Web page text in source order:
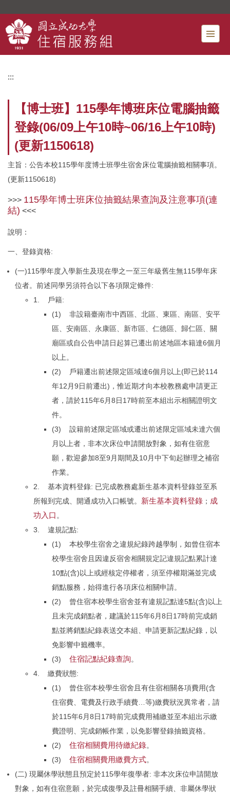
主
要
內
區
:::
【博士班】115學年博班床位電腦抽籤
登錄(06/09上午10時~06/16上午10時)
(更新1150618)
主旨：公告本校115學年度博士班學生宿舍床位電腦抽籤相關事項。
(更新1150618)
>>> 115學年博士班床位抽籤結果查詢及注意事項(連
結) <<<
說明：
一、登錄資格:
(一)115學年度入學新生及現在學之一至三年級舊生無115學年床
位者。前述同學另須符合以下各項限定條件:
1. 戶籍:
(1) 非設籍臺南市中西區、北區、東區、南區、安平
區、安南區、永康區、新市區、仁德區、歸仁區、關
廟區或自公告申請日起算已遷出前述地區本籍達6個月
以上。
(2) 戶籍遷出前述限定區域達6個月以上(即已於114
年12月9日前遷出)，惟近期才向本校教務處申請更正
者，請於115年6月8日17時前至本組出示相關證明文
件。
(3) 設籍前述限定區域或遷出前述限定區域未達六個
月以上者，非本次床位申請開放對象，如有住宿意
願，歡迎參加8至9月期間及10月中下旬起辦理之補宿
作業。
2. 基本資料登錄: 已完成教務處新生基本資料登錄並至系
所報到完成、開通成功入口帳號。 新生基本資料登錄 ； 成
功入口 。
3. 違規記點:
(1) 本校學生宿舍之違規紀錄跨越學制，如曾住宿本
校學生宿舍且因違反宿舍相關規定記違規記點累計達
10點(含)以上或經核定停權者，須至停權期滿並完成
銷點服務，始得進行各項床位相關申請。
(2) 曾住宿本校學生宿舍並有違規記點達5點(含)以上
且未完成銷點者，建議於115年6月8日17時前完成銷
點並將銷點紀錄表送交本組、申請更新記點紀錄，以
免影響中籤機率。
(3) 住宿記點紀錄查詢。
4. 繳費狀態:
(1) 曾住宿本校學生宿舍且有住宿相關各項費用(含
住宿費、電費及行政手續費…等)繳費狀況異常者，請
於115年6月8日17時前完成費用補繳並至本組出示繳
費證明、完成銷帳作業，以免影響登錄抽籤資格。
(2) 住宿相關費用待繳紀錄。
(3) 住宿相關費用繳費方式。
(二) 現屬休學狀態且預定於115學年復學者: 非本次床位申請開放
對象，如有住宿意願，於完成復學及註冊相關手續、非屬休學狀